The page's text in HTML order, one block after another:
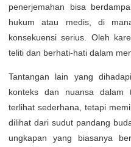
penerjemahan bisa
hukum atau medis, di
konsekuensi serius. Oleh
teliti dan berhati-hati dalam
Tantangan lain yang
konteks dan nuansa dalam
terlihat sederhana, tetapi
dilihat dari sudut pandang
ungkapan yang biasanya